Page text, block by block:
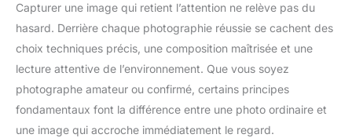
Capturer une image qui retient l’attention ne relève pas du
hasard. Derrière chaque photographie réussie se cachent des
choix techniques précis, une composition maîtrisée et une
lecture attentive de l’environnement. Que vous soyez
photographe amateur ou confirmé, certains principes
fondamentaux font la différence entre une photo ordinaire et
une image qui accroche immédiatement le regard.